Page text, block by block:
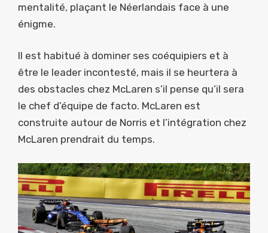
mentalité, plaçant le Néerlandais face à une
énigme.
Il est habitué à dominer ses coéquipiers et à
être le leader incontesté, mais il se heurtera à
des obstacles chez McLaren s’il pense qu’il sera
le chef d’équipe de facto. McLaren est
construite autour de Norris et l’intégration chez
McLaren prendrait du temps.